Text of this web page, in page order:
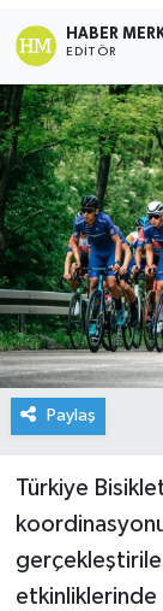
HABER
EDITÖR
Paylaş
Türkiye
etkinliklerinde